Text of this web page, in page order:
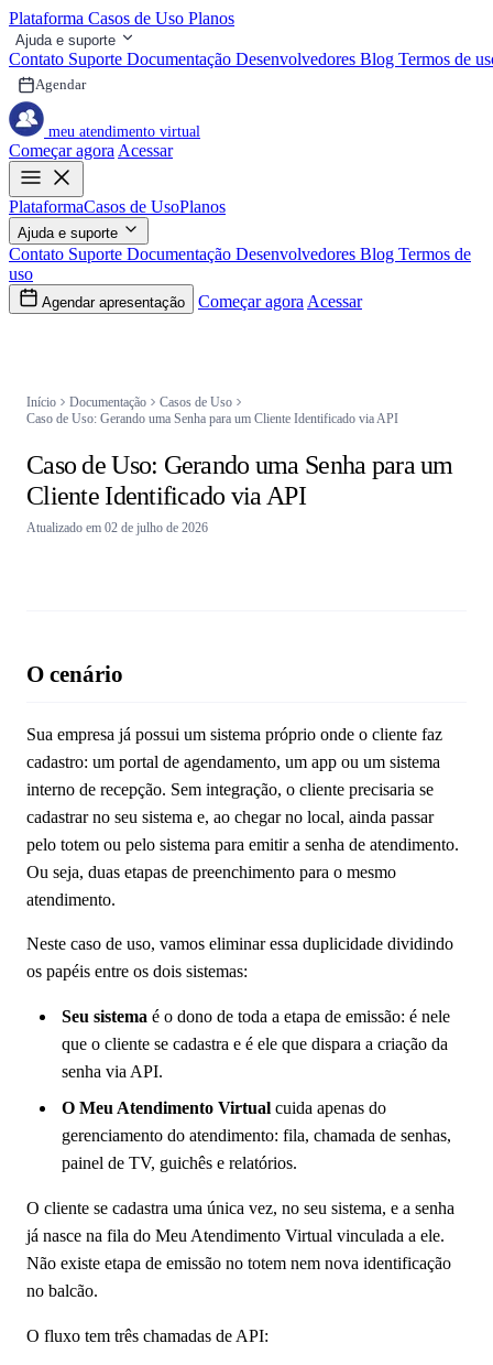
Plataforma Casos de Uso Planos
Ajuda e suporte
Contato Suporte Documentação Desenvolvedores Blog Termos de
Agendar
meu atendimento virtual
Começar agora Acessar
PlataformaCasos de UsoPlanos
Ajuda e suporte
Contato Suporte Documentação Desenvolvedores Blog Termos de
uso
Agendar apresentação Começar agora Acessar
Início Documentação
Casos de Uso
Caso de Uso: Gerando uma Senha para um Cliente Identificado via API
Caso de Uso: Gerando uma Senha para um
Cliente Identificado via API
Atualizado em 02 de julho de 2026
O cenário
Sua empresa já possui um sistema próprio onde o cliente faz
cadastro: um portal de agendamento, um app ou um sistema
interno de recepção. Sem integração, o cliente precisaria se
cadastrar no seu sistema e, ao chegar no local, ainda passar
pelo totem ou pelo sistema para emitir a senha de atendimento.
Ou seja, duas etapas de preenchimento para o mesmo
atendimento.
Neste caso de uso, vamos eliminar essa duplicidade dividindo
os papéis entre os dois sistemas:
Seu sistema é o dono de toda a etapa de emissão: é nele
que o cliente se cadastra e é ele que dispara a criação da
senha via API.
O Meu Atendimento Virtual cuida apenas do
gerenciamento do atendimento: fila, chamada de senhas,
painel de TV, guichês e relatórios.
O cliente se cadastra uma única vez, no seu sistema, e a senha
já nasce na fila do Meu Atendimento Virtual vinculada a ele.
Não existe etapa de emissão no totem nem nova identificação
no balcão.
O fluxo tem três chamadas de API: